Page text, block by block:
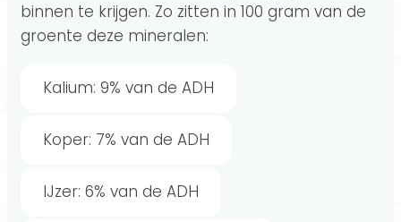
binnen te krijgen. Zo zitten in 100 gram van de
groente deze mineralen:
Kalium: 9% van de ADH
Koper: 7% van de ADH
IJzer: 6% van de ADH